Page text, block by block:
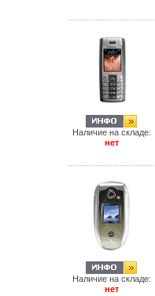
Наличие на складе:
нет
Наличие на складе:
нет